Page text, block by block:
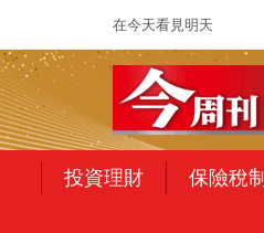
在今天看見明天
投資理財 保險稅制